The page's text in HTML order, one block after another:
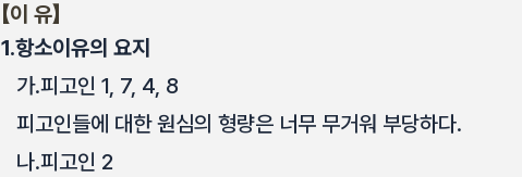
【이 유】
1.항소이유의 요지
가.피고인 1, 7, 4, 8
피고인들에 대한 원심의 형량은 너무 무거워 부당하다.
나.피고인 2